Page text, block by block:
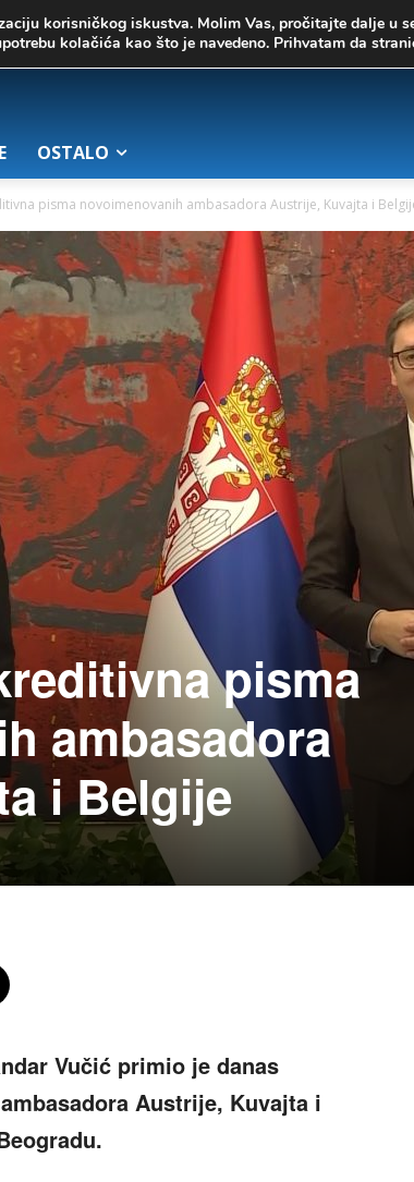
OSTALO
pisma novoimenovanih ambasadora Austrije, Kuvajta i
pisma
ambasadora
i Belgije
Vučić primio je danas
Austrije, Kuvajta i
korisničkog iskustva. Molim Vas, pročitajte dalje u
kolačića kao što je navedeno. Prihvatam da